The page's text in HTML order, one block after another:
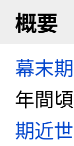
概要
幕末
年間
期近